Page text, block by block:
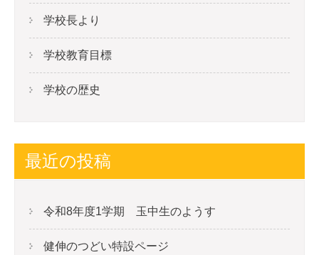
学校長より
学校教育目標
学校の歴史
最近の投稿
令和8年度1学期 玉中生のようす
健伸のつどい特設ページ